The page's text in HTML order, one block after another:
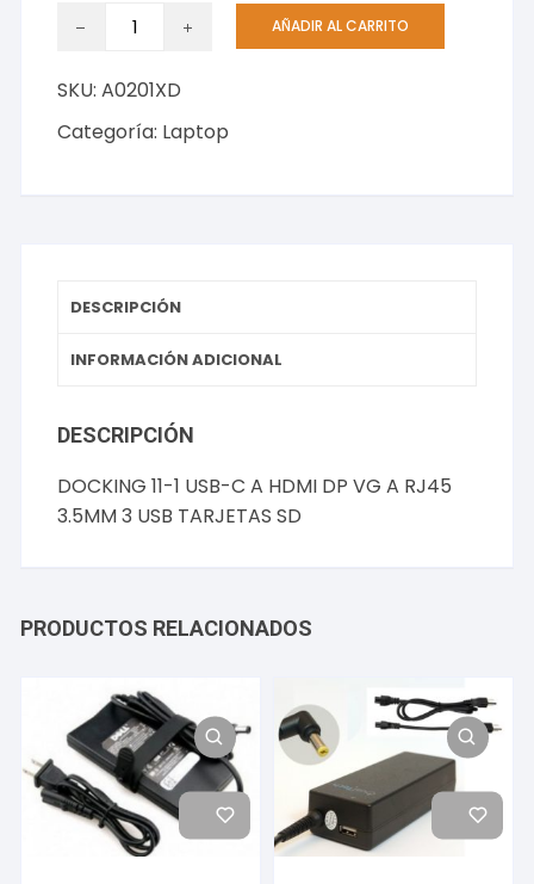
DOCKING
USB-
C
RJ45
3
SD
cantidad
AÑADIR AL CARRITO
SKU:A0201XD
Categoría: Laptop
DESCRIPCIÓN
INFORMACIÓN ADICIONAL
DESCRIPCIÓN
DOCKING 11-1 USB-C A HDMI DP VG A RJ45
3.5MM 3 USB TARJETAS SD
PRODUCTOS RELACIONADOS